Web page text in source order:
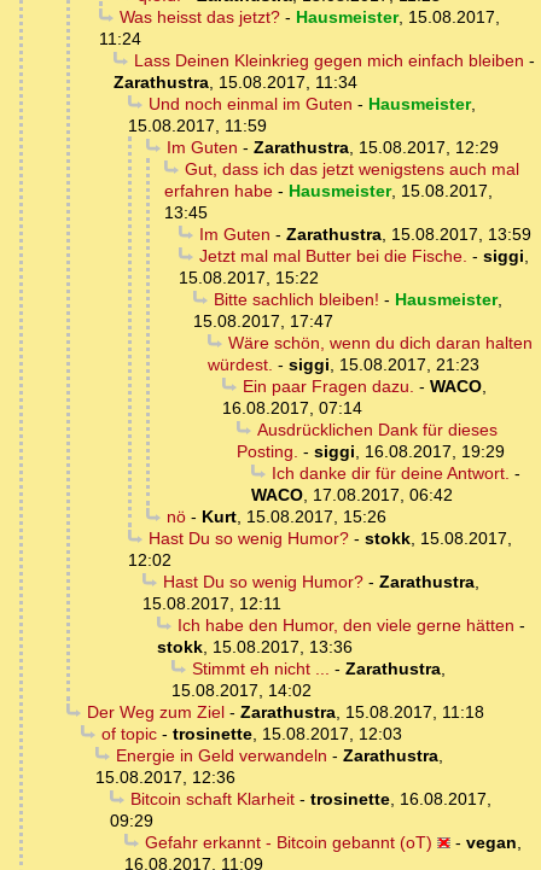
Was heisst das jetzt?- Hausmeister, 15.08.2017,
11:24
Lass Deinen Kleinkrieg gegen mich einfach bleiben -
Zarathustra, 15.08.2017, 11:34
Und noch einmal im Guten - Hausmeister,
15.08.2017, 11:59
Im Guten - Zarathustra, 15.08.2017, 12:29
Gut, dass ich das jetzt wenigstens auch mal
erfahren habe - Hausmeister, 15.08.2017,
13:45
Im Guten - Zarathustra, 15.08.2017, 13:59
Jetzt mal mal Butter bei die Fische. - siggi,
15.08.2017, 15:22
Bitte sachlich bleiben! - Hausmeister,
15.08.2017, 17:47
Wäre schön, wenn du dich daran halten
würdest. - siggi, 15.08.2017, 21:23
Ein paar Fragen dazu. - WACO,
16.08.2017, 07:14
Ausdrücklichen Dank für dieses
Posting. - siggi, 16.08.2017, 19:29
Ich danke dir für deine Antwort. -
WACO, 17.08.2017, 06:42
nö- Kurt, 15.08.2017, 15:26
Hast Du so wenig Humor?- stokk, 15.08.2017,
12:02
Hast Du so wenig Humor?- Zarathustra,
15.08.2017, 12:11
Ich habe den Humor, den viele gerne hätten -
stokk, 15.08.2017, 13:36
Stimmt eh nicht ... - Zarathustra,
15.08.2017, 14:02
Der Weg zum Ziel- Zarathustra, 15.08.2017, 11:18
of topic- trosinette, 15.08.2017, 12:03
Energie in Geld verwandeln - Zarathustra,
15.08.2017, 12:36
Bitcoin schaft Klarheit- trosinette, 16.08.2017,
09:29
Gefahr erkannt - Bitcoin gebannt (oT)
- vegan,
16.08.2017, 11:09